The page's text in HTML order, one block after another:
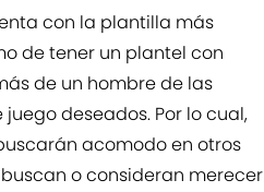
con la plantilla más
de tener un plantel con
de un hombre de las
deseados. Por lo cual,
acomodo en otros
o consideran merecer